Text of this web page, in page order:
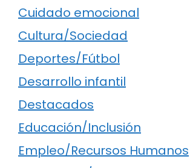
Cuidado emocional
Cultura/Sociedad
Deportes/Fútbol
Desarrollo infantil
Destacados
Educación/Inclusión
Empleo/Recursos Humanos